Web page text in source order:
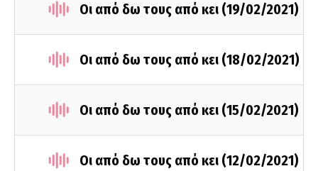
Οι από δω τους από κει (19/02/2021)
Οι από δω τους από κει (18/02/2021)
Οι από δω τους από κει (15/02/2021)
Οι από δω τους από κει (12/02/2021)